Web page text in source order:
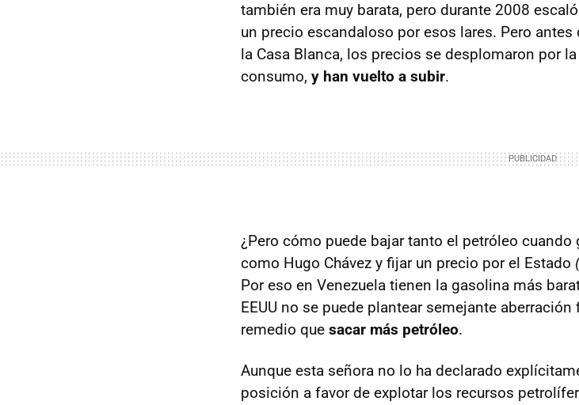
también era muy barata, pero durante 2008
un precio escandaloso por esos lares. Pero
la Casa Blanca, los precios se desplomaron por
consumo, y han vuelto a subir.
¿Pero cómo puede bajar tanto el petróleo
como Hugo Chávez y fijar un precio por el Estado
Por eso en Venezuela tienen la gasolina más
EEUU no se puede plantear semejante
remedio que sacar más petróleo.
Aunque esta señora no lo ha declarado
posición a favor de explotar los recursos